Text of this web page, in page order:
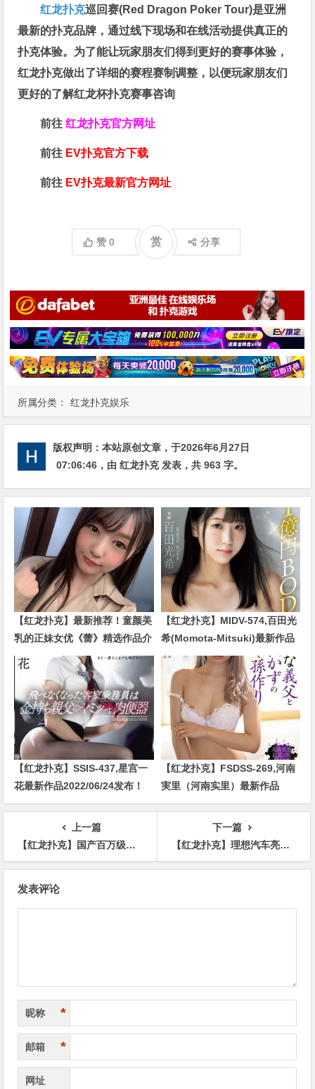
所属分类： 红龙扑克娱乐
红龙扑克巡回赛​(Red Dragon Poker Tour)是亚洲
最新的扑克品牌，通过线下现场和在线活动提供真正的
扑克体验。为了能让玩家朋友们得到更好的赛事体验，
红龙扑克做出了详细的赛程赛制调整，以便玩家朋友们
更好的了解红龙杯扑克赛事咨询
前往红龙扑克官方网址
前往 EV扑克官方下载
前往 EV扑克最新官方网址
赞0 赏 分享
版权声明：本站原创文章，于2026年6月27日
07:06:46 ，由红龙扑克发表，共 963 字。
【红龙扑克】最新推荐！童颜美
乳的正妹女优《蕾》精选作品介
绍……
【红龙扑克】MIDV-574,百田光
希(Momota-Mitsuki)最新作品
2024/01/02发布！
【红龙扑克】SSIS-437,星宫一
花最新作品2022/06/24发布！
【红龙扑克】FSDSS-269,河南
実里（河南实里）最新作品
2021-08-26发布！
上一篇
【红龙扑克】国产百万级MPV尊界V800开启预订 最高120万元！
下一篇
【红龙扑克】理想汽车亮相第30届汽车电子大会 分享具身智能技术成果
发表评论
昵称 *
邮箱 *
网址